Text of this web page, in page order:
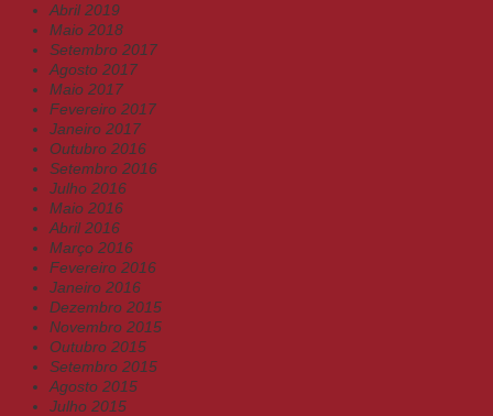
Abril 2019
Maio 2018
Setembro 2017
Agosto 2017
Maio 2017
Fevereiro 2017
Janeiro 2017
Outubro 2016
Setembro 2016
Julho 2016
Maio 2016
Abril 2016
Março 2016
Fevereiro 2016
Janeiro 2016
Dezembro 2015
Novembro 2015
Outubro 2015
Setembro 2015
Agosto 2015
Julho 2015